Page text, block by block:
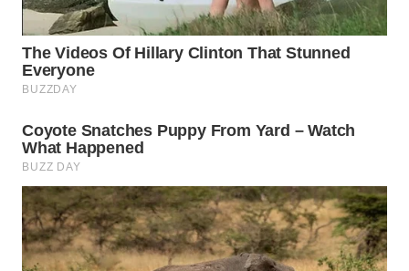
TRAVEL
WAHANA
TV
WAHANANEWS
ID
WAHANANEWS
CO ID
WAHANANEWS